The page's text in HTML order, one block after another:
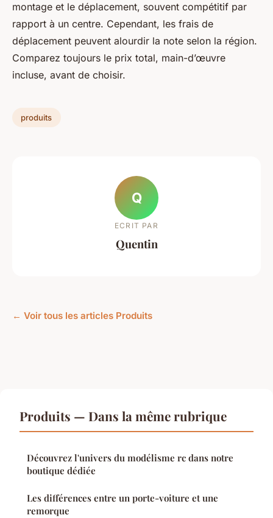
montage et le déplacement, souvent compétitif par
rapport à un centre. Cependant, les frais de
déplacement peuvent alourdir la note selon la région.
Comparez toujours le prix total, main-d’œuvre
incluse, avant de choisir.
produits
Q
ECRIT PAR
Quentin
← Voir tous les articles Produits
Produits — Dans la même rubrique
Découvrez l'univers du modélisme rc dans notre
boutique dédiée
Les différences entre un porte-voiture et une
remorque